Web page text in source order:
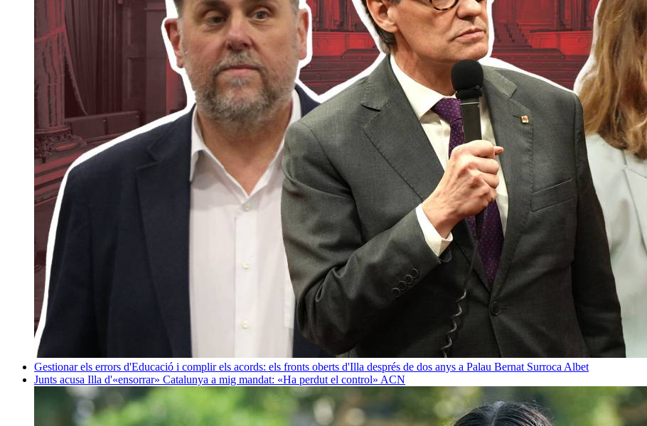
Gestionar els errors d'Educació i complir els acords: els fronts oberts d'Illa després de dos anys a Palau Bernat Surroca Albet
Junts acusa Illa d'«ensorrar» Catalunya a mig mandat: «Ha perdut el control» ACN